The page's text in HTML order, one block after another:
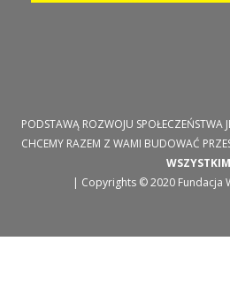
PODSTAWĄ ROZWOJU SPOŁECZEŃSTWA
CHCEMY RAZEM Z WAMI BUDOWAĆ
WSZYSTKIM
| Copyrights © 2020 Fundacja